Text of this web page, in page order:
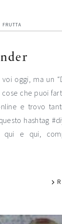
FRUTTA
oggi, ma un
che puoi
e trovo
hashtag
qui e qui,